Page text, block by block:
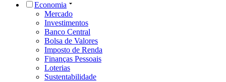
Economia
Mercado
Investimentos
Banco Central
Bolsa de Valores
Imposto de Renda
Finanças Pessoais
Loterias
Sustentabilidade